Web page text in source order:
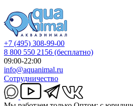
+7 (495) 308-99-00
8 800 550 2156 (бесплатно)
09:00-22:00
info@aquanimal.ru
Сотрудничество